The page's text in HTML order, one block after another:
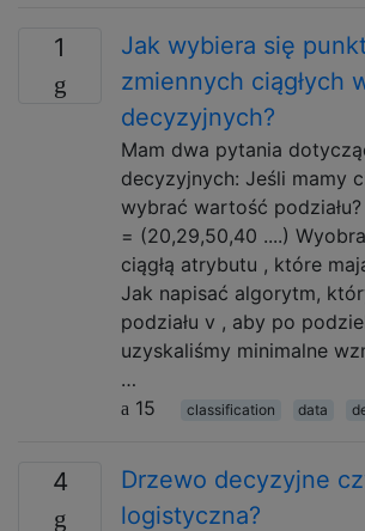
1
Jak wybiera się
zmiennych ciągłych
decyzyjnych?
Mam dwa pytania
decyzyjnych: Jeśli mamy
wybrać wartość podziału?
= (20,29,50,40 ....)
ciągłą atrybutu , które
Jak napisać algorytm,
podziału v , aby po
uzyskaliśmy minimalne
…
15
classification data
4
Drzewo decyzyjne
logistyczna?